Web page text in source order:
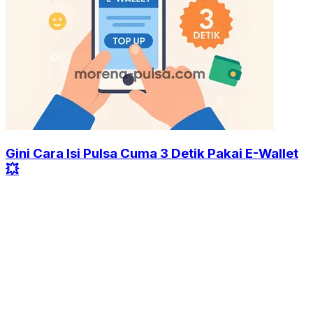
Gini Cara Isi Pulsa Cuma 3 Detik Pakai E-Wallet
💥